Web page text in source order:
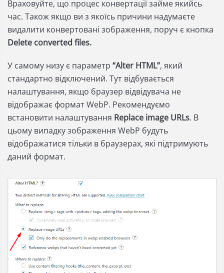
Враховуйте, що процес конвертації займе якийсь
час. Також якщо ви з якоїсь причини надумаєте
видалити конвертовані зображення, поруч є кнопка
Delete converted files.
У самому низу є параметр “Alter HTML”, який
стандартно відключений. Тут відбувається
налаштування, якщо браузер відвідувача не
відображає формат WebP. Рекомендуємо
встановити налаштування Replace image URLs. В
цьому випадку зображення WebP будуть
відображатися тільки в браузерах, які підтримують
даний формат.